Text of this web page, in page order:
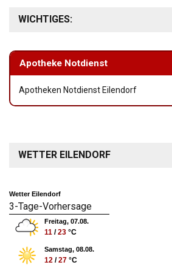
WICHTIGES:
Apotheke Notdienst
Apotheken Notdienst Eilendorf
WETTER EILENDORF
Wetter Eilendorf
3-Tage-Vorhersage
Freitag, 07.08.
11 /23 °C
Samstag, 08.08.
12 /27 °C